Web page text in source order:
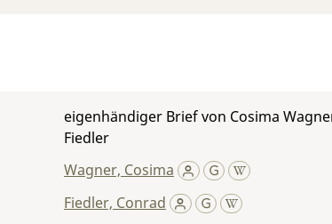
eigenhändiger Brief von Cosima
Fiedler
Wagner, Cosima
Fiedler, Conrad